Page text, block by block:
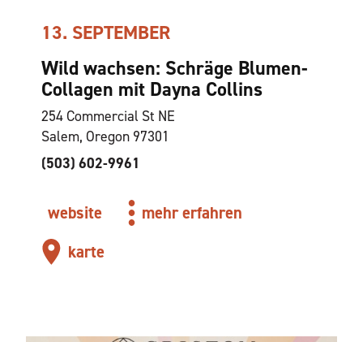
13. SEPTEMBER
Wild wachsen: Schräge Blumen-
Collagen mit Dayna Collins
254 Commercial St NE
Salem, Oregon 97301
(503) 602-9961
website
mehr erfahren
karte